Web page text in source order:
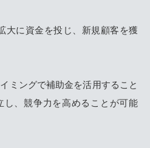
大に資金を投じ、新規顧客を獲
ミングで補助金を活用すること
し、競争力を高めることが可能